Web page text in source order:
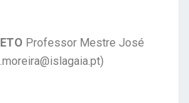
Professor Mestre José